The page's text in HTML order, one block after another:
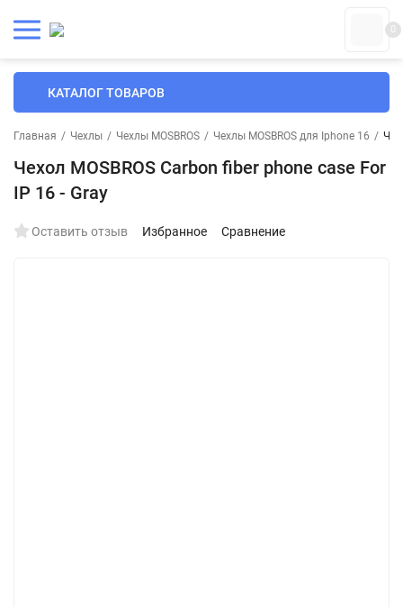
0
КАТАЛОГ ТОВАРОВ
Главная / Чехлы / Чехлы MOSBROS / Чехлы MOSBROS для Iphone 16 /
Чехол MOSBROS Carbon fiber phone case For
IP 16 - Gray
Оставить отзыв Избранное Сравнение